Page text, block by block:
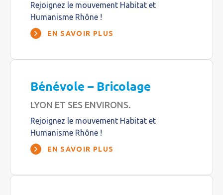
Rejoignez le mouvement Habitat et
Humanisme Rhône !
EN SAVOIR PLUS
Bénévole – Bricolage
LYON ET SES ENVIRONS.
Rejoignez le mouvement Habitat et
Humanisme Rhône !
EN SAVOIR PLUS